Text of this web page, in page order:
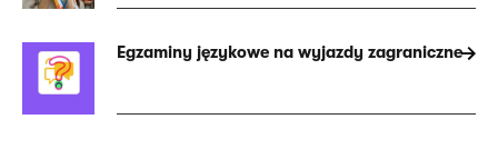
Egzaminy językowe na wyjazdy zagraniczne